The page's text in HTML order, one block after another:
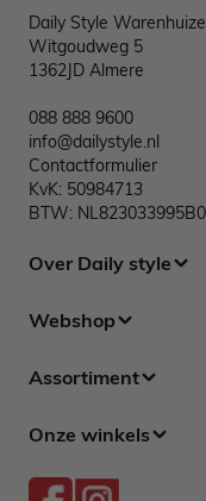
Daily Style
Witgoudweg 5
1362JD Almere
088 888 9600
info@dailystyle.nl
Contactformulier
KvK: 50984713
BTW:
Over Daily style
Webshop
Assortiment
Onze winkels